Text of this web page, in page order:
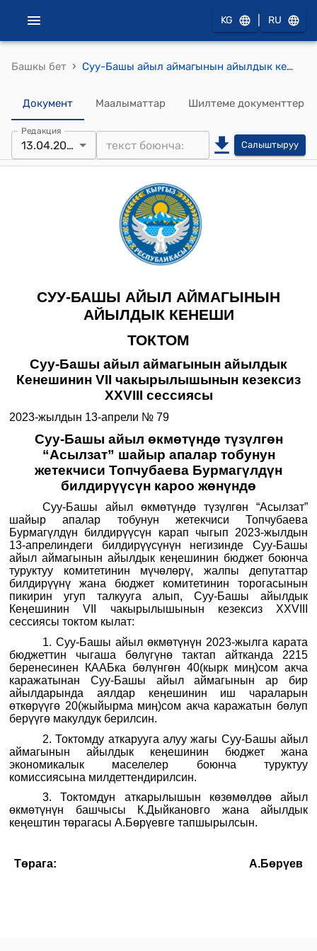
KG RU
Башкы бет › Суу-Башы айыл аймагынын айылдык кеңешинин 2023-жылдын 13-апрелиндеги № 79 "Суу-Башы айыл өкмөтүндө түзүлгөн “Асылзат” шайыр апалар тобунун жетекчиси Топчубаева Бурмагүлдүн билдирүүсүн кароо жөнүндө" токтому
Документ Маалыматтар Шилтеме документтер
Редакция
13.04.2023 Салыштыруу